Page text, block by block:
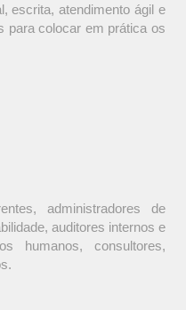
escrita, atendimento ágil e
para colocar em prática os
administradores de
auditores internos e
humanos, consultores,